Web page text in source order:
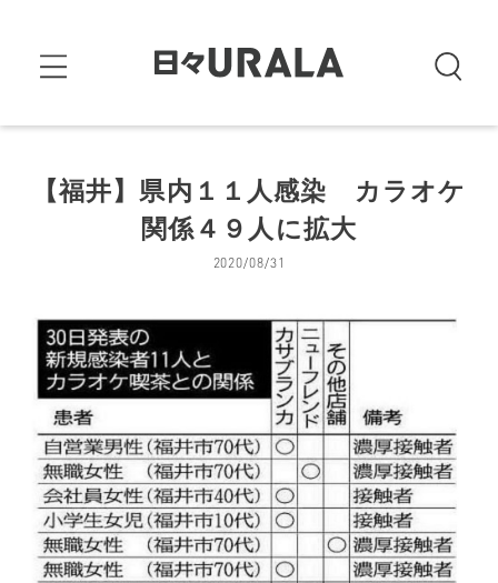
【福井】県内１１人感染 カラオケ
関係４９人に拡大
2020/08/31